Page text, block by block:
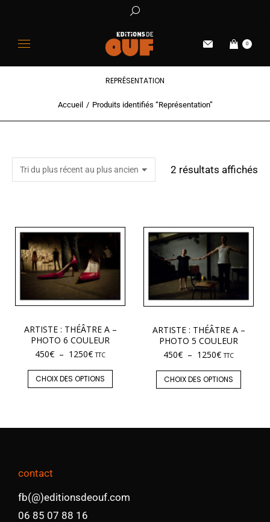
0
REPRÉSENTATION
Vous êtes ici :
Accueil Produits identifiés “Représentation”
2 résultats affichés
ARTISTE : THÉÂTRE A –
PHOTO 6 COULEUR
450€ – 1250€ TTC
CHOIX DES OPTIONS
ARTISTE : THÉÂTRE A –
PHOTO 5 COULEUR
450€ – 1250€ TTC
CHOIX DES OPTIONS
contact
fb(@)editionsdeouf.com
06 85 07 88 16